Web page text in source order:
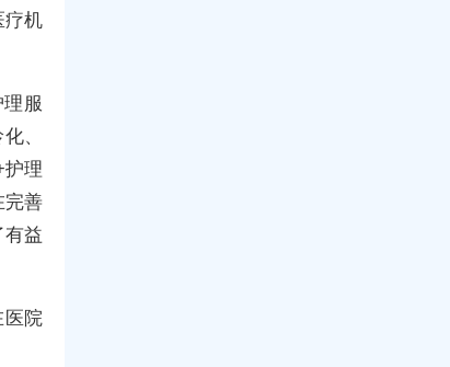
疗机
服
、
理
完善
益
院